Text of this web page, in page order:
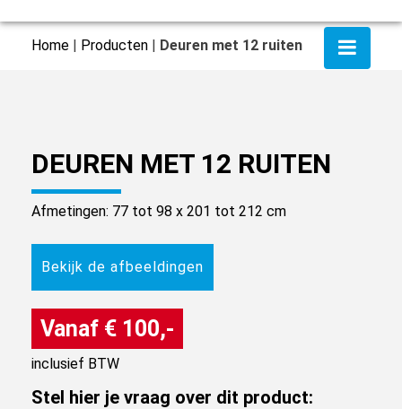
Home | Producten | Deuren met 12 ruiten
DEUREN MET 12 RUITEN
Afmetingen: 77 tot 98 x 201 tot 212 cm
Bekijk de afbeeldingen
Vanaf € 100,-
inclusief BTW
Stel hier je vraag over dit product: